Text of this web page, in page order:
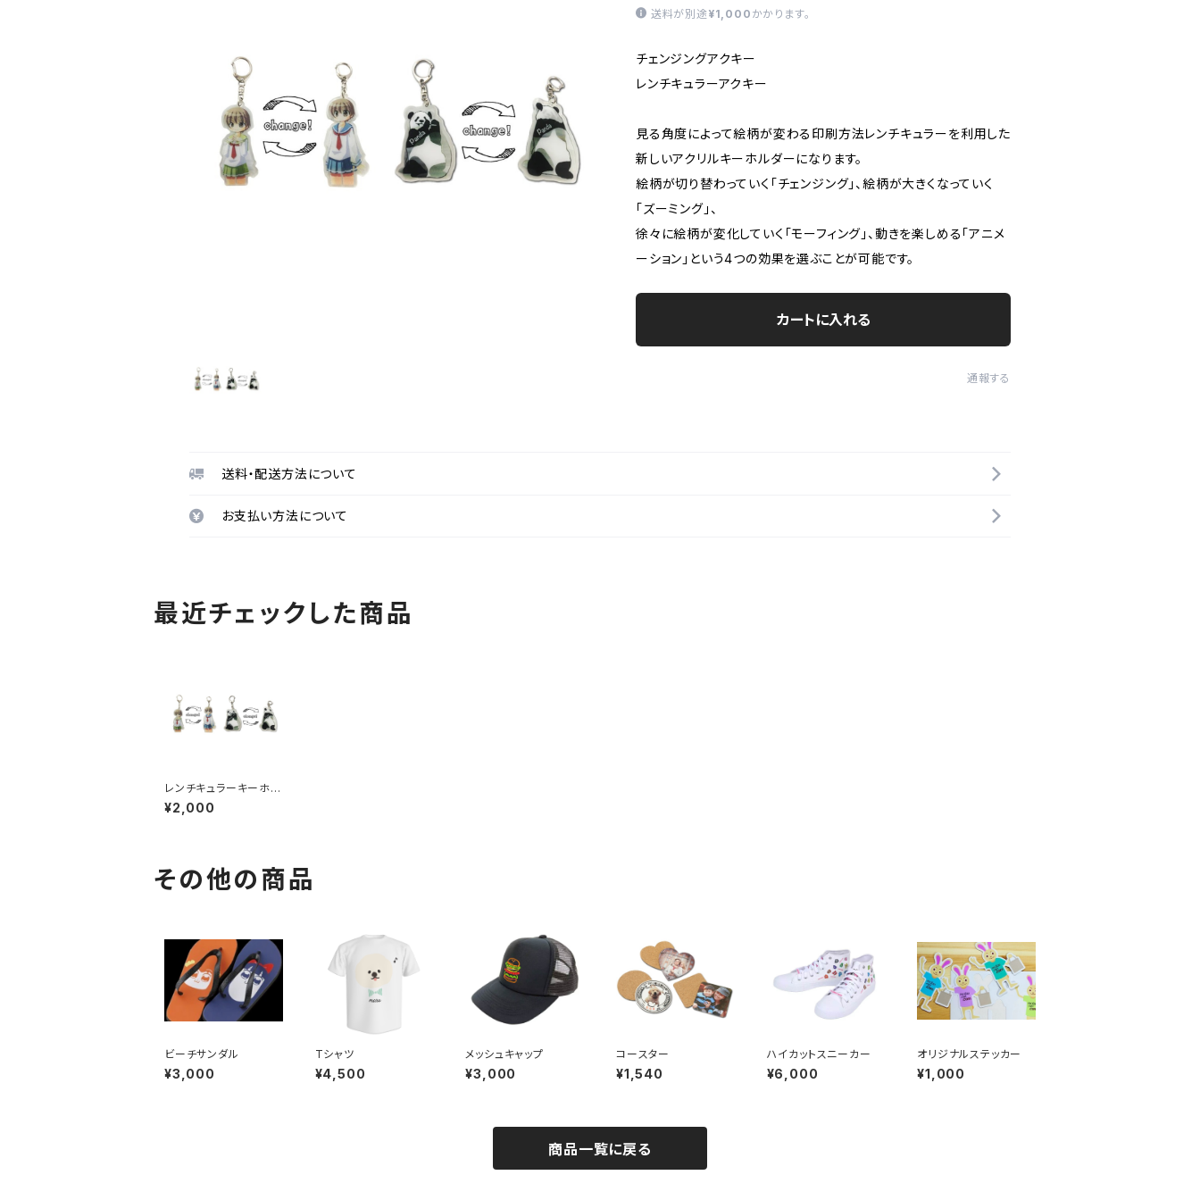
送料が別途 ¥1,000 かかります。
チェンジングアクキー
レンチキュラーアクキー
見る角度によって絵柄が変わる印刷方法レンチキュラーを利用した
新しいアクリルキーホルダーになります。
絵柄が切り替わっていく「チェンジング」、絵柄が大きくなっていく
「ズーミング」、
徐々に絵柄が変化していく「モーフィング」、動きを楽しめる「アニメ
ーション」という4つの効果を選ぶことが可能です。
カートに入れる
通報する
送料・配送方法について
お支払い方法について
最近チェックした商品
レンチキュラーキーホル
ダー
¥2,000
その他の商品
ビーチサンダル
¥3,000
Tシャツ
¥4,500
メッシュキャップ
¥3,000
コースター
¥1,540
ハイカットスニーカー
¥6,000
オリジナルステッカー
¥1,000
商品一覧に戻る